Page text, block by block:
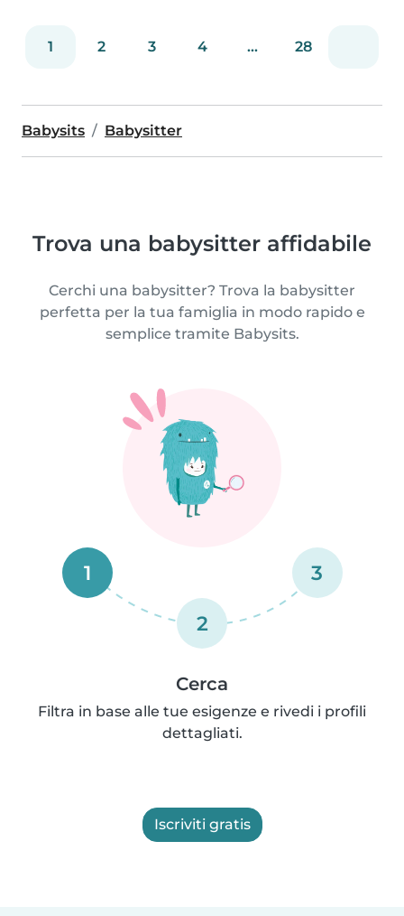
1 2 3 4 ... 28
Babysits Babysitter
Trova una babysitter affidabile
Cerchi una babysitter? Trova la babysitter
perfetta per la tua famiglia in modo rapido e
semplice tramite Babysits.
1
2
3
Cerca
Filtra in base alle tue esigenze e rivedi i profili
dettagliati.
Iscriviti gratis